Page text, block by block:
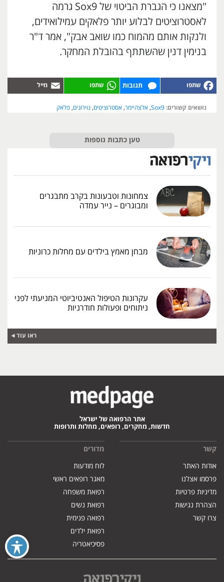
"מצאנו כי הגברת הביטוי של Sox9 גרמה
לאסטרוציטים לבלוע יותר פלאקים עמילואידים,
ולנקות אותם מהמוח כמו שואב אבק", אמר ד"ר
בנימין דנין שהשתתף בהובלת המחקר.
תגובות
נושאים קשורים: Sox9
, אלצהיימר, אסטרוציטים, נוירונים, פלאק
טען כתבות נוספות
צמחונות וטבעונות בקרב מתבגרים
ומבוגרים – נייר עמדה
מבחן מאמץ בילדים עם מחלות כרוניות
עקרונות הטיפול האנטיביוטי המניעתי לפני
ניתוחים ופעולות חודרניות
ראו עוד
אתר הרפואה של ישראל
חדשות, מחקרים, רופאים, מחלות ותרופות
קשר
אודות האתר
פרסמו אצלנו
מדיניות פרטיות
הצהרת נגישות
צרו קשר
מדורים
לוח מודעות
מאגר רופאים ראשי
רפואת משפחה
רפואת נשים
רפואה פנימית
רפואת ילדים
פסיכיאטריה